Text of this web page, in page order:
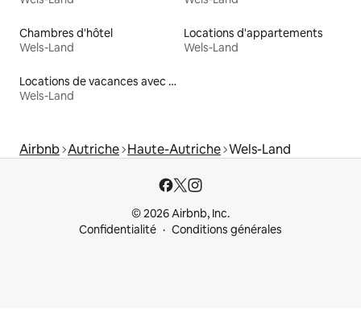
Chambres d'hôtel
Wels-Land
Locations d'appartements
Wels-Land
Locations de vacances avec piscine
Wels-Land
Airbnb Autriche Haute-Autriche Wels-Land
© 2026 Airbnb, Inc.
Confidentialité
Conditions générales